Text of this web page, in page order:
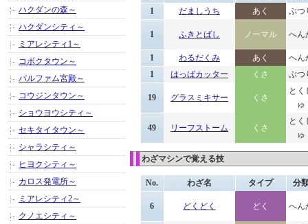
1
だましうち あく ぶつ
1 ふきとばし ノーマル へん
1 わるだくみ あく
へん
1
はっぱカッター くさ ぶつ
19 グラスミキサー くさ
とく
ゅ
49 リーフストーム くさ
とく
ゅ
わざマシンで覚える技
No. わざ名 タイプ 分
6 どくどく どく へん
ハクダンの森～
ハクダンシティ～
ミアレシティ1～
コボクタウン～
パルファム宮殿～
コウジンタウン～
ショウヨウシティ～
セキタイタウン～
シャラシティ～
ヒヨクシティ～
カロス発電所～
ミアレシティ2～
クノエシティ～